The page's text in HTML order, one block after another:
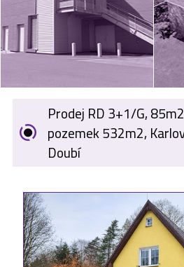
SPONZORUJEME
NÁŠ ČASOPIS
KARIÉRA
KONTAKT
O NÁS
Prodej RD 3+1/G,
pozemek 532m2,
Doubí